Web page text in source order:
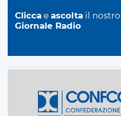
Clicca e ascolta il nostro
Giornale Radio